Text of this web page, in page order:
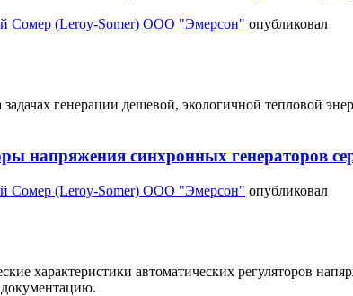
Сомер (Leroy-Somer) ООО "Эмерсон" опубликовал
генерации дешевой, экологичной тепловой
напряжения синхронных генераторов
Сомер (Leroy-Somer) ООО "Эмерсон" опубликовал
характеристики автоматических регуляторов